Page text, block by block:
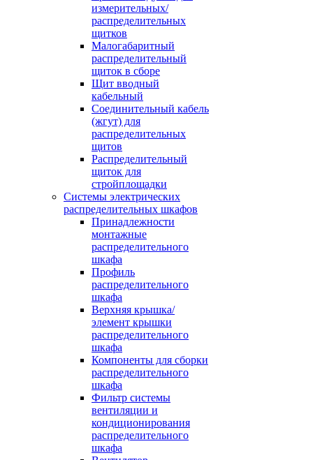
измерительных/
распределительных
щитков
Малогабаритный
распределительный
щиток в сборе
Щит вводный
кабельный
Соединительный кабель
(жгут) для
распределительных
щитов
Распределительный
щиток для
стройплощадки
Системы электрических
распределительных шкафов
Принадлежности
монтажные
распределительного
шкафа
Профиль
распределительного
шкафа
Верхняя крышка/
элемент крышки
распределительного
шкафа
Компоненты для сборки
распределительного
шкафа
Фильтр системы
вентиляции и
кондиционирования
распределительного
шкафа